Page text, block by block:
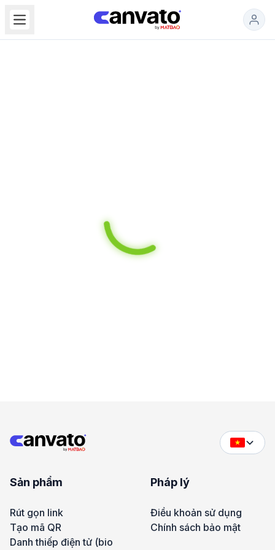
Sản phẩm
Rút gọn link
Tạo mã QR
Danh thiếp điện tử (bio
Pháp lý
Điều khoản sử dụng
Chính sách bảo mật